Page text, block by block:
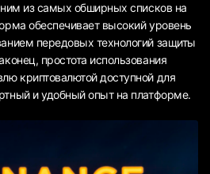
из самых обширных списков на
обеспечивает высокий уровень
передовых технологий защиты
простота использования
криптовалютой доступной для
и удобный опыт на платформе.